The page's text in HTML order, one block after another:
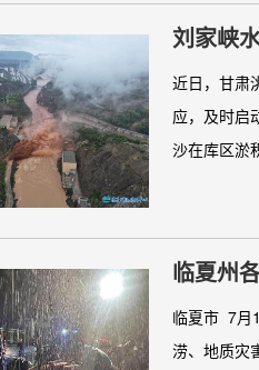
刘家峡
近日，甘肃
应，及时启
沙在库区淤
临夏州
临夏市 7月
涝、地质灾